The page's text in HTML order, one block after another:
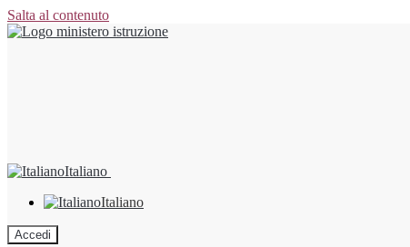
Salta al contenuto
Italiano
Italiano
Accedi